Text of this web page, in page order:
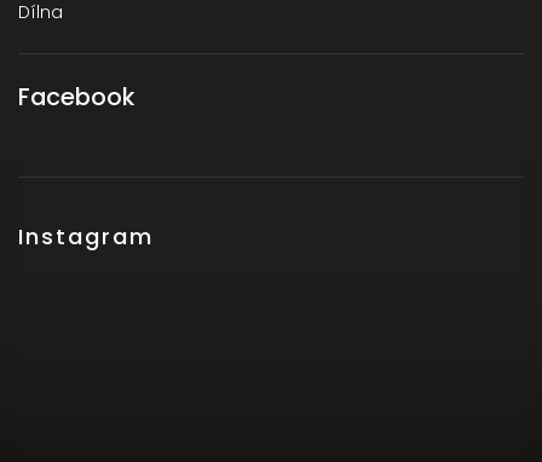
Dílna
Facebook
Instagram